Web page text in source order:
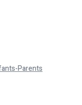
Parents